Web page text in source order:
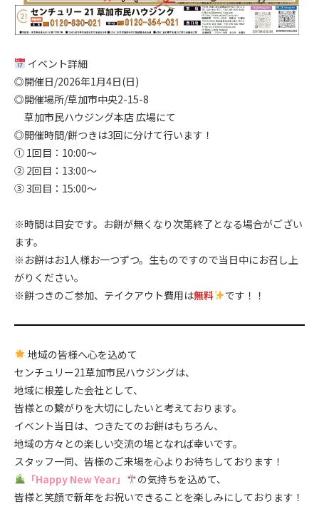
イベント詳細
◎開催日/2026年1月4日(日)
◎開催場所/草加市中央2-15-8
草加市民ハウジング本店 広場にて
◎開催時間/餅つきは3回に分けて行います！
① 1回目：10:00〜
② 2回目：13:00〜
③ 3回目：15:00〜
※時間は目安です。お餅が無くなり次第終了となる場合がござい
ます。
※お餅はお1人様お一つずつ。生ものですので当日中にお召し上
がりください。
※餅つきのご参加、テイクアウト費用は無料 です！！
地域の皆様へ心を込めて
センチュリー21草加市民ハウジングは、
地域に根差した会社として、
皆様との繋がりを大切にしたいと考えております。
イベント当日は、つきたてのお餅はもちろん、
地域の方々との楽しい交流の場となれば幸いです。
スタッフ一同、皆様のご来場を心よりお待ちしております！
「Happy New Year」
の気持ちを込めて、
皆様と笑顔で新年をお祝いできることを楽しみにしております！